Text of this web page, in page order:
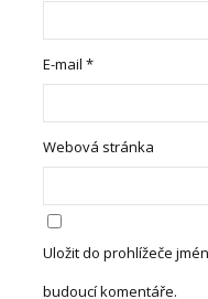
E-mail*
Webová stránka
Uložit do prohlížeče
budoucí komentáře.